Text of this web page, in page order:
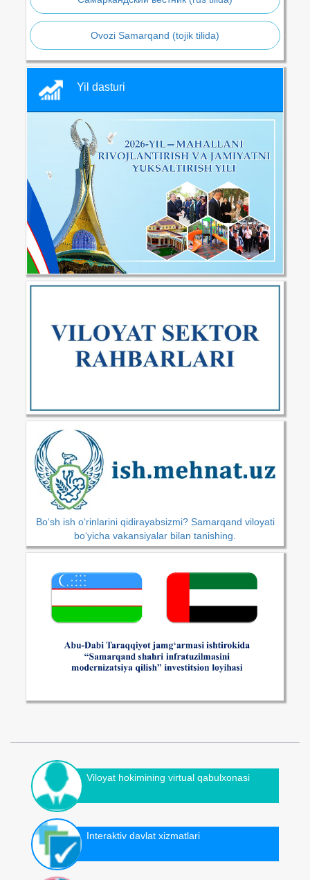
Ovozi Samarqand (tojik tilida)
Yil dasturi
Bo‘sh ish o‘rinlarini qidirayabsizmi? Samarqand viloyati
bo‘yicha vakansiyalar bilan tanishing.
Viloyat hokimining virtual qabulxonasi
Interaktiv davlat xizmatlari